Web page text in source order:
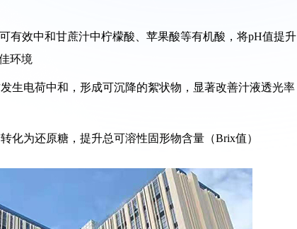
有效中和甘蔗汁中柠檬酸、苹果酸等有机酸，将pH值提升
环境
生电荷中和，形成可沉降的絮状物，显著改善汁液透光率
化为还原糖，提升总可溶性固形物含量（Brix值）